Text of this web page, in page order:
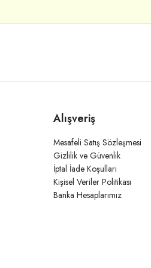
Alışveriş
Mesafeli Satış Sözleşmesi
Gizlilik ve Güvenlik
İptal İade Koşullari
Kişisel Veriler Politikası
Banka Hesaplarımız